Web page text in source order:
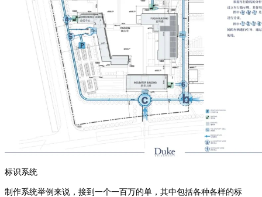
标识系统
制作系统举例来说，接到一个一百万的单，其中包括各种各样的标